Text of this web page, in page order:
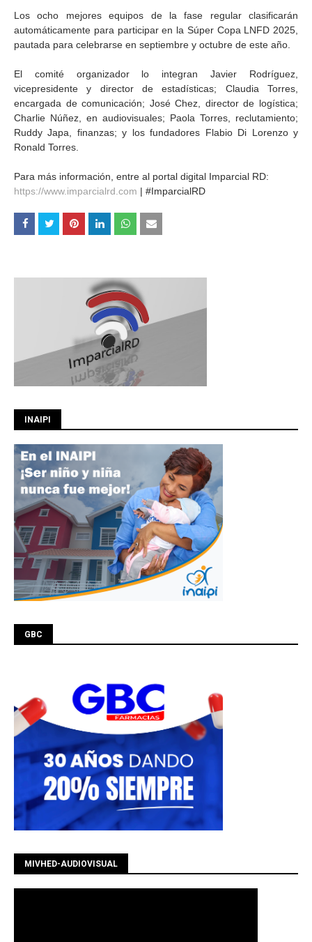
Los ocho mejores equipos de la fase regular clasificarán
automáticamente para participar en la Súper Copa LNFD 2025,
pautada para celebrarse en septiembre y octubre de este año.
El comité organizador lo integran Javier Rodríguez,
vicepresidente y director de estadísticas; Claudia Torres,
encargada de comunicación; José Chez, director de logística;
Charlie Núñez, en audiovisuales; Paola Torres, reclutamiento;
Ruddy Japa, finanzas; y los fundadores Flabio Di Lorenzo y
Ronald Torres.
Para más información, entre al portal digital Imparcial RD:
https://www.imparcialrd.com | #ImparcialRD
INAIPI
GBC
MIVHED-AUDIOVISUAL